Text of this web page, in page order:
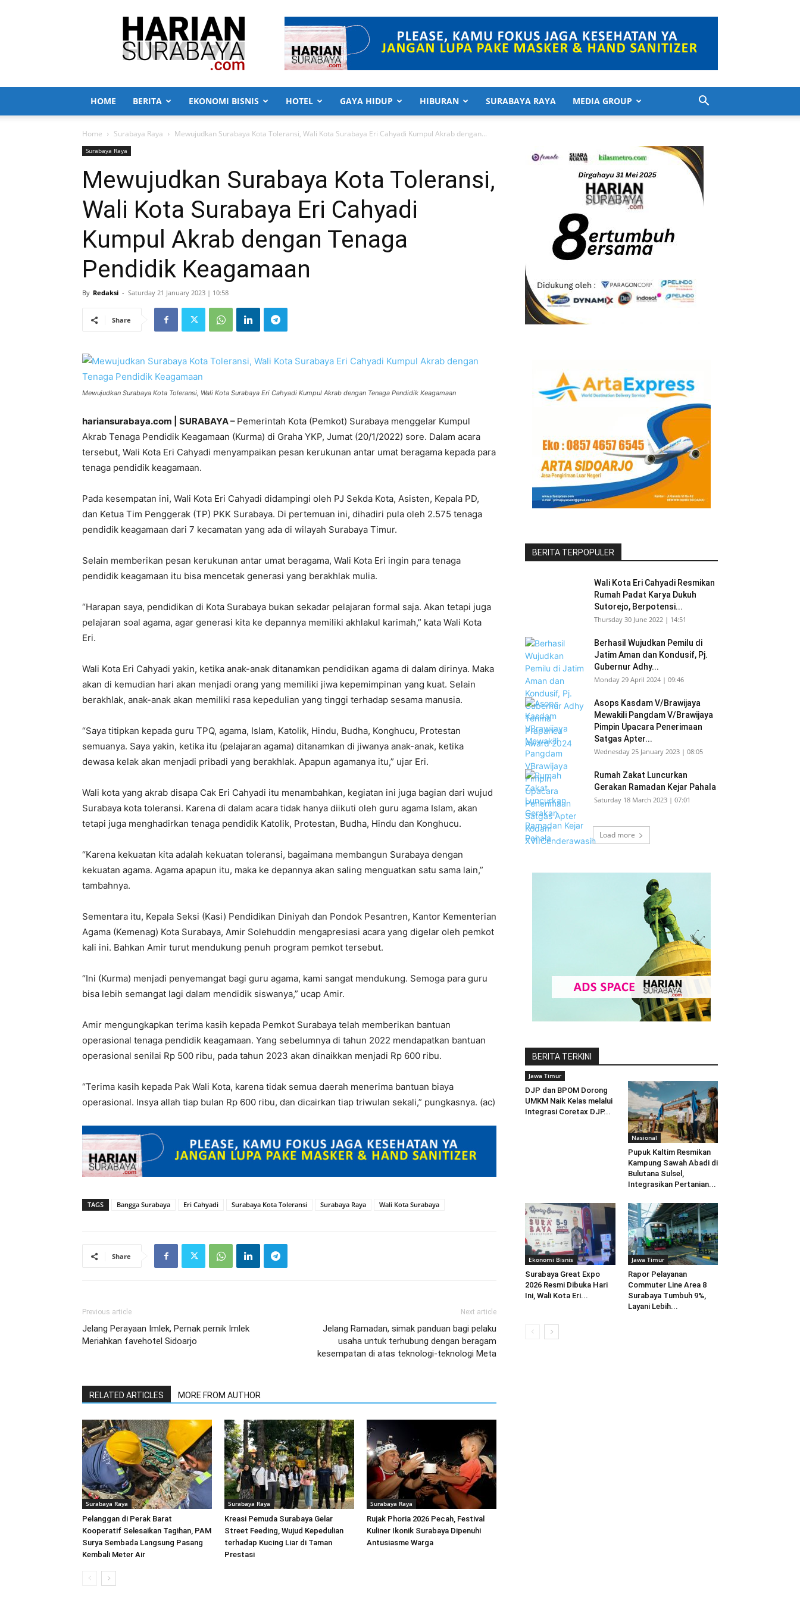
Harian
Surabaya
HOME BERITA EKONOMI BISNIS HOTEL GAYA HIDUP HIBURAN SURABAYA RAYA MEDIA GROUP
Home Surabaya Raya Mewujudkan Surabaya Kota Toleransi, Wali Kota Surabaya Eri Cahyadi Kumpul Akrab dengan...
Surabaya Raya
Mewujudkan Surabaya Kota Toleransi,
Wali Kota Surabaya Eri Cahyadi
Kumpul Akrab dengan Tenaga
Pendidik Keagamaan
By Redaksi - Saturday 21 January 2023 | 10:58
Share
Mewujudkan Surabaya Kota Toleransi, Wali Kota Surabaya Eri Cahyadi Kumpul Akrab dengan Tenaga Pendidik Keagamaan
hariansurabaya.com | SURABAYA – Pemerintah Kota (Pemkot) Surabaya menggelar Kumpul
Akrab Tenaga Pendidik Keagamaan (Kurma) di Graha YKP, Jumat (20/1/2022) sore. Dalam acara
tersebut, Wali Kota Eri Cahyadi menyampaikan pesan kerukunan antar umat beragama kepada para
tenaga pendidik keagamaan.
Pada kesempatan ini, Wali Kota Eri Cahyadi didampingi oleh PJ Sekda Kota, Asisten, Kepala PD,
dan Ketua Tim Penggerak (TP) PKK Surabaya. Di pertemuan ini, dihadiri pula oleh 2.575 tenaga
pendidik keagamaan dari 7 kecamatan yang ada di wilayah Surabaya Timur.
Selain memberikan pesan kerukunan antar umat beragama, Wali Kota Eri ingin para tenaga
pendidik keagamaan itu bisa mencetak generasi yang berakhlak mulia.
“Harapan saya, pendidikan di Kota Surabaya bukan sekadar pelajaran formal saja. Akan tetapi juga
pelajaran soal agama, agar generasi kita ke depannya memiliki akhlakul karimah,” kata Wali Kota
Eri.
Wali Kota Eri Cahyadi yakin, ketika anak-anak ditanamkan pendidikan agama di dalam dirinya. Maka
akan di kemudian hari akan menjadi orang yang memiliki jiwa kepemimpinan yang kuat. Selain
berakhlak, anak-anak akan memiliki rasa kepedulian yang tinggi terhadap sesama manusia.
“Saya titipkan kepada guru TPQ, agama, Islam, Katolik, Hindu, Budha, Konghucu, Protestan
semuanya. Saya yakin, ketika itu (pelajaran agama) ditanamkan di jiwanya anak-anak, ketika
dewasa kelak akan menjadi pribadi yang berakhlak. Apapun agamanya itu,” ujar Eri.
Wali kota yang akrab disapa Cak Eri Cahyadi itu menambahkan, kegiatan ini juga bagian dari wujud
Surabaya kota toleransi. Karena di dalam acara tidak hanya diikuti oleh guru agama Islam, akan
tetapi juga menghadirkan tenaga pendidik Katolik, Protestan, Budha, Hindu dan Konghucu.
“Karena kekuatan kita adalah kekuatan toleransi, bagaimana membangun Surabaya dengan
kekuatan agama. Agama apapun itu, maka ke depannya akan saling menguatkan satu sama lain,”
tambahnya.
Sementara itu, Kepala Seksi (Kasi) Pendidikan Diniyah dan Pondok Pesantren, Kantor Kementerian
Agama (Kemenag) Kota Surabaya, Amir Solehuddin mengapresiasi acara yang digelar oleh pemkot
kali ini. Bahkan Amir turut mendukung penuh program pemkot tersebut.
“Ini (Kurma) menjadi penyemangat bagi guru agama, kami sangat mendukung. Semoga para guru
bisa lebih semangat lagi dalam mendidik siswanya,” ucap Amir.
Amir mengungkapkan terima kasih kepada Pemkot Surabaya telah memberikan bantuan
operasional tenaga pendidik keagamaan. Yang sebelumnya di tahun 2022 mendapatkan bantuan
operasional senilai Rp 500 ribu, pada tahun 2023 akan dinaikkan menjadi Rp 600 ribu.
“Terima kasih kepada Pak Wali Kota, karena tidak semua daerah menerima bantuan biaya
operasional. Insya allah tiap bulan Rp 600 ribu, dan dicairkan tiap triwulan sekali,” pungkasnya. (ac)
TAGS Bangga Surabaya Eri Cahyadi Surabaya Kota Toleransi Surabaya Raya Wali Kota Surabaya
Share
Previous article
Jelang Perayaan Imlek, Pernak pernik Imlek
Meriahkan favehotel Sidoarjo
Next article
Jelang Ramadan, simak panduan bagi pelaku
usaha untuk terhubung dengan beragam
kesempatan di atas teknologi-teknologi Meta
RELATED ARTICLES MORE FROM AUTHOR
Surabaya Raya
Pelanggan di Perak Barat
Kooperatif Selesaikan Tagihan, PAM
Surya Sembada Langsung Pasang
Kembali Meter Air
Surabaya Raya
Kreasi Pemuda Surabaya Gelar
Street Feeding, Wujud Kepedulian
terhadap Kucing Liar di Taman
Prestasi
Surabaya Raya
Rujak Phoria 2026 Pecah, Festival
Kuliner Ikonik Surabaya Dipenuhi
Antusiasme Warga
BERITA TERPOPULER
Wali Kota Eri Cahyadi Resmikan
Rumah Padat Karya Dukuh
Sutorejo, Berpotensi...
Thursday 30 June 2022 | 14:51
Berhasil Wujudkan Pemilu di
Jatim Aman dan Kondusif, Pj.
Gubernur Adhy...
Monday 29 April 2024 | 09:46
Asops Kasdam V/Brawijaya
Mewakili Pangdam V/Brawijaya
Pimpin Upacara Penerimaan
Satgas Apter...
Wednesday 25 January 2023 | 08:05
Rumah Zakat Luncurkan
Gerakan Ramadan Kejar Pahala
Saturday 18 March 2023 | 07:01
Load more
BERITA TERKINI
Jawa Timur
DJP dan BPOM Dorong
UMKM Naik Kelas melalui
Integrasi Coretax DJP...
Nasional
Pupuk Kaltim Resmikan
Kampung Sawah Abadi di
Bulutana Sulsel,
Integrasikan Pertanian...
Ekonomi Bisnis
Surabaya Great Expo
2026 Resmi Dibuka Hari
Ini, Wali Kota Eri...
Jawa Timur
Rapor Pelayanan
Commuter Line Area 8
Surabaya Tumbuh 9%,
Layani Lebih...